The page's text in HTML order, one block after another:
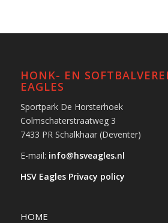
HONK- EN
EAGLES
Sportpark De Horsterhoek
Colmschaterstraatweg 3
7433 PR Schalkhaar (Deventer)
E-mail: info@hsveagles.nl
HSV Eagles Privacy policy
HOME